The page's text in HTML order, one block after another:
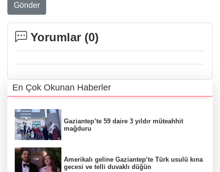
Gönder
Yorumlar (0)
En Çok Okunan Haberler
Gaziantep’te 59 daire 3 yıldır müteahhit
mağduru
Amerikalı geline Gaziantep’te Türk usulü kına
gecesi ve telli duvaklı düğün